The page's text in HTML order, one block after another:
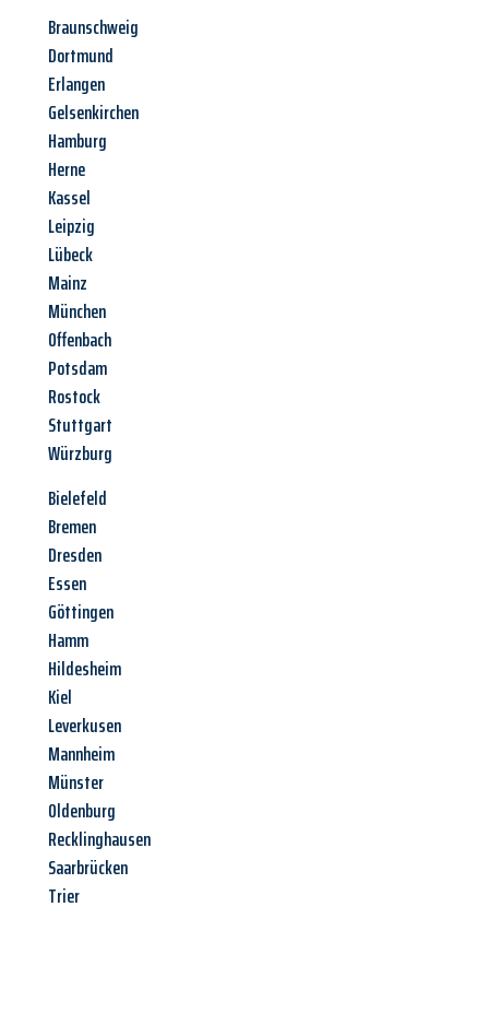
Braunschweig
Dortmund
Erlangen
Gelsenkirchen
Hamburg
Herne
Kassel
Leipzig
Lübeck
Mainz
München
Offenbach
Potsdam
Rostock
Stuttgart
Würzburg
Bielefeld
Bremen
Dresden
Essen
Göttingen
Hamm
Hildesheim
Kiel
Leverkusen
Mannheim
Münster
Oldenburg
Recklinghausen
Saarbrücken
Trier